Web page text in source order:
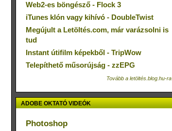
Web2-es böngésző - Flock 3
iTunes klón vagy kihívó - DoubleTwist
Megújult a Letöltés.com, már varázsolni is
tud
Instant útifilm képekből - TripWow
Telepíthető műsorújság - zzEPG
Tovább a letöltés.blog.hu-ra
ADOBE OKTATÓ VIDEÓK
Photoshop